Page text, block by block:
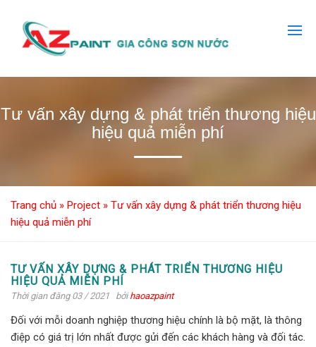
Tư vấn xây dựng & phát triển thương hiệu
hiệu quả miễn phí
Trang chủ » Project » Tư vấn xây dựng & phát triển thương hiệu
hiệu quả miễn phí
TƯ VẤN XÂY DỰNG & PHÁT TRIỂN THƯƠNG HIỆU
HIỆU QUẢ MIỄN PHÍ
Thời gian đăng 03 / 2021 bởihaoazpaint
Đối với mỗi doanh nghiệp thương hiệu chính là bộ mặt, là thông
điệp có giá trị lớn nhất được gửi đến các khách hàng và đối tác.